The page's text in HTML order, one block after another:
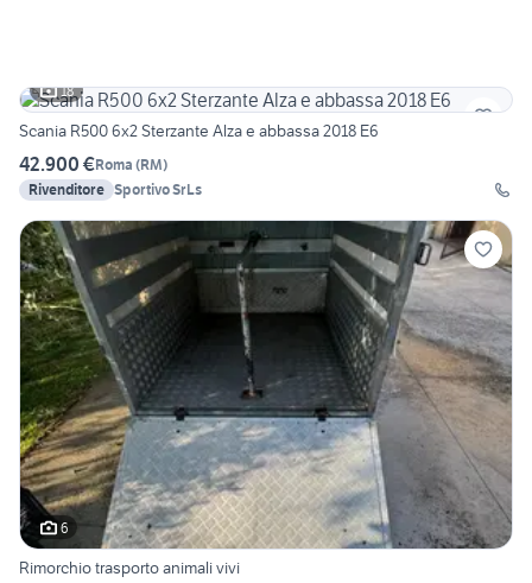
18
Scania R500 6x2 Sterzante Alza e abbassa 2018 E6
42.900 €Roma (RM)
Rivenditore Sportivo SrLs
6
Rimorchio trasporto animali vivi